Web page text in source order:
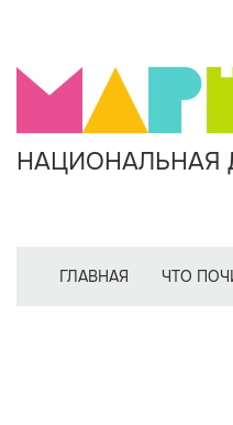
НАЦИОНАЛЬНАЯ
ГЛАВНАЯ ЧТО